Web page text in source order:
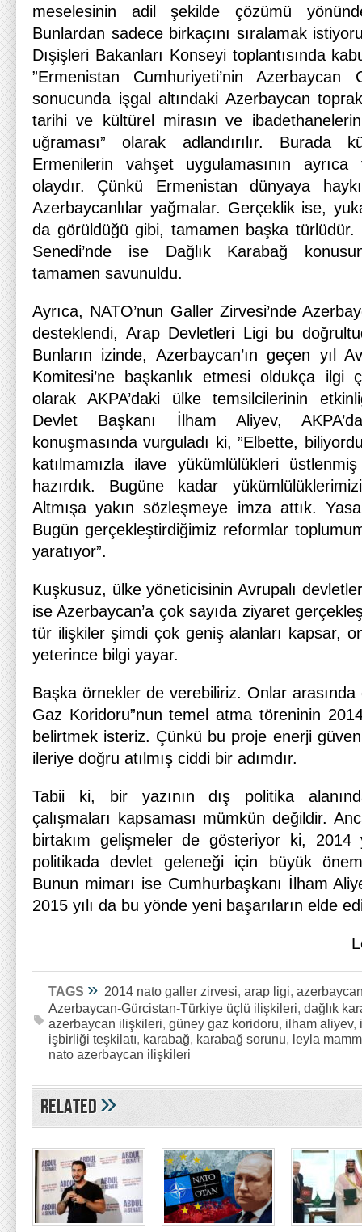
meselesinin adil şekilde çözümü
Bunlardan sadece birkaçını sıralamak
Dışişleri Bakanları Konseyi toplantısında
”Ermenistan Cumhuriyeti’nin Azerbaycan
sonucunda işgal altındaki Azerbaycan
tarihi ve kültürel mirasın ve
uğraması” olarak adlandırılır. Burada
Ermenilerin vahşet uygulamasının
olaydır. Çünkü Ermenistan dünyaya
Azerbaycanlılar yağmalar. Gerçeklik ise,
da görüldüğü gibi, tamamen başka
Senedi’nde ise Dağlık Karabağ
tamamen savunuldu.
Ayrıca, NATO’nun Galler Zirvesi’nde
desteklendi, Arap Devletleri Ligi bu
Bunların izinde, Azerbaycan’ın geçen yıl
Komitesi’ne başkanlık etmesi oldukça ilgi
olarak AKPA’daki ülke temsilcilerinin
Devlet Başkanı İlham Aliyev,
konuşmasında vurguladı ki, ”Elbette,
katılmamızla ilave yükümlülükleri
hazırdık. Bugüne kadar
Altmışa yakın sözleşmeye imza attık.
Bugün gerçekleştirdiğimiz reformlar
yaratıyor”.
Kuşkusuz, ülke yöneticisinin Avrupalı
ise Azerbaycan’a çok sayıda ziyaret
tür ilişkiler şimdi çok geniş alanları kapsar,
yeterince bilgi yayar.
Başka örnekler de verebiliriz. Onlar
Gaz Koridoru”nun temel atma töreninin
belirtmek isteriz. Çünkü bu proje enerji
ileriye doğru atılmış ciddi bir adımdır.
Tabii ki, bir yazının dış politika
çalışmaları kapsaması mümkün değildir.
birtakım gelişmeler de gösteriyor ki, 2014
politikada devlet geleneği için büyük
Bunun mimarı ise Cumhurbaşkanı İlham
2015 yılı da bu yönde yeni başarıların elde
TAGS » 2014 nato galler zirvesi, arap ligi,
Azerbaycan-Gürcistan-Türkiye üçlü ilişkileri, dağlık
azerbaycan ilişkileri, güney gaz koridoru, ilham aliyev,
işbirliği teşkilatı, karabağ, karabağ sorunu, leyla
nato azerbaycan ilişkileri
Related»